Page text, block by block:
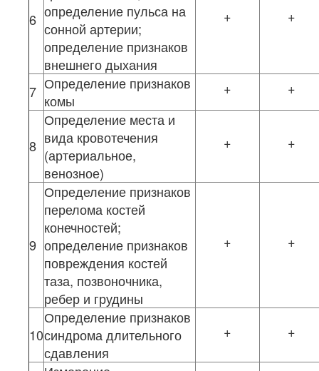
6 определение пульса на
сонной артерии;
определение признаков
внешнего дыхания
+ +
7 Определение признаков
комы
+ +
8
Определение места и
вида кровотечения
(артериальное,
венозное)
+ +
9
Определение признаков
перелома костей
конечностей;
определение признаков
повреждения костей
таза, позвоночника,
ребер и грудины
+ +
10
Определение признаков
синдрома длительного
сдавления
+ +